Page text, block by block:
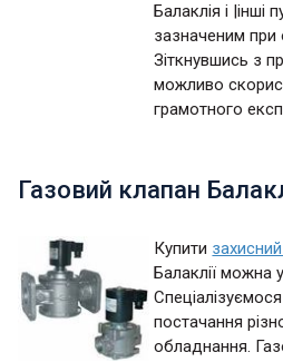
Балаклія і
зазначеним при
Зіткнувшись з
можливо
грамотного
Газовий клапан
Купити
Балаклії можна у
Спеціалізуємося
постачання
обладнання.